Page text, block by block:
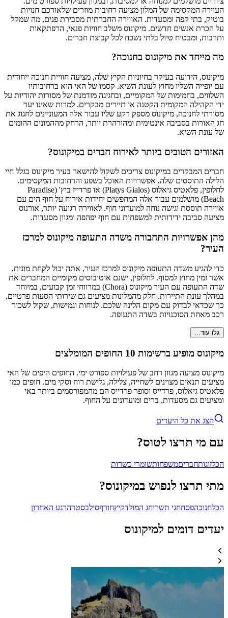
העיירה המקסימה של המלון מציעה רחובות מוזרים שלאורכם חנויות
בוטיק, בתי קפה ומסעדות. האווירה החברתית מסבירת פנים, מה שמקל
על הכרת אנשים חדשים. מיקונוס משלב חוויות פנאי, הרפתקאות
ותרבות, ומבטיח טיול בלתי נשכח לכל קבוצת חברים.
מה מייחד את מיקונוס בחנוכה?
מיקונוס, הידועה בעיקר בחיוניות הקיץ שלה, מציעה חוויית חנוכה ייחודית
עם יופייה השליו מחוץ לעונת השיא. קסמו של האי הוא ברחובותיו
השלווים, בחמימות של המקומיים, ובחגיגה מזדמנת של מסורות יהודיות על
ידי הקהילה המקומית הקטנה או תיירים מבקרים. למרות שאינו יעד
מסורתי לחנוכה, מיקונוס מספק רקע שליו עבור אלה המעוניינים לחגוג את
חג האורות בסביבה אינטימית ומהורהרת יותר, הרחק מההמונים ההומים
של עונת השיא.
האזורים הטובים ביותר לאירוח חברים במיקונוס?
חברים המבקרים במיקונוס צריכים לשקול להישאר בעיר מיקונוס בגלל חיי
הלילה התוססים שלה, אפשרויות האוכל בשפע והרחובות המקסימים.
לחלופין, פלאטיס גיאלוס (Platys Gialos) או פרדייז ביץ' (Paradise
Beach) מושלמים עבור אלה המחפשים יחידות אירוח על חוף הים עם
אווירה תוססת וגישה נוחה למועדוני חוף. לאווירה רגועה יותר, אורנוס
מציעה סביבה ידידותית למשפחות עם חוף יפהפה ומגוון מסעדות.
מהן אפשרויות התחבורה משדה התעופה מיקונוס למרכז
העיר?
כדי להגיע משדה התעופה מיקונוס למרכז העיר, אתה יכול לקחת מונית,
אשר זמין מחוץ למסוף. לחלופין, ישנם אוטובוסים מקומיים המחברים את
שדה התעופה עם העיר מיקונוס (Chora) במרווחי זמן קבועים, במיוחד
במהלך עונת התיירות. חלק מהמלונות מציעים גם שירותי הסעות פרטיים,
כך שכדאי לבדוק עם מקום הלינה שלכם. לנוחות וגמישות, שקול לשכור
רכב מאחת הסוכנויות בשדה התעופה.
גלו עוד...
מיקונוס מופיע ברשימות 10 החופים המומלצים
מיקונוס מציעה מגוון רחב של פעילויות ספורט ימי. החופים היפים של האי
מציעים תנאים מצוינים לשחייה, צלילה, גלישת רוח וסקי מים. חופים כמו
פלאטיס גיאלוס, פרדייס וסופר פרדייס הם מהמפורסמים ביותר באי
ומציעים גם מסעדות, ברים ומועדונים על החוף.
הצג את כל היעדים
עם מי תרצו לטוס?
הכלזוגותחבריםמשפחותשומרי כשרות
מתי תרצו לנפוש במיקונוס?
הכלחנוכהפסחחגי תשריחג המולדקיץחורףסילבסטרהרגע האחרון
יעדים דומים למיקונוס